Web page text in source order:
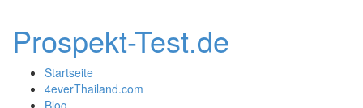
Prospekt-Test.de
Startseite
4everThailand.com
Blog